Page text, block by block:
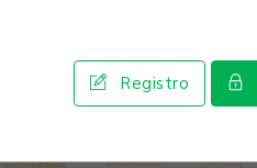
Registro